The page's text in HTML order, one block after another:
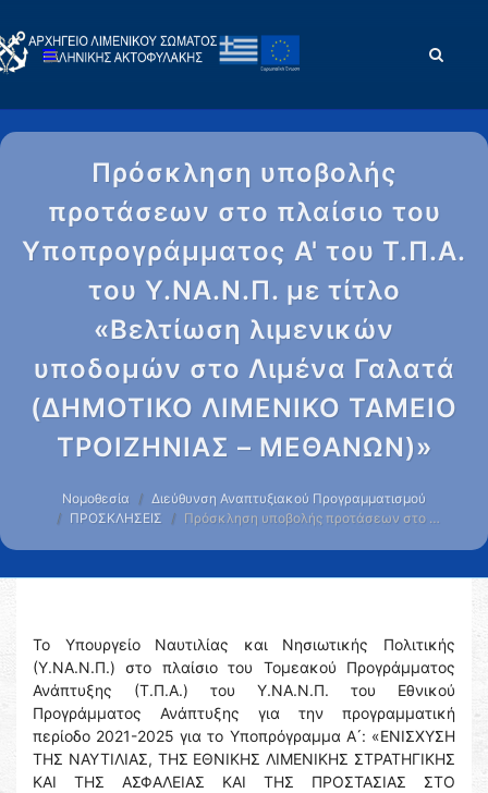
Πρόσκληση υποβολής
προτάσεων στο πλαίσιο του
Υποπρογράμματος Α' του Τ.Π.Α.
του Υ.ΝΑ.Ν.Π. με τίτλο
«Βελτίωση λιμενικών
υποδομών στο Λιμένα Γαλατά
(ΔΗΜΟΤΙΚΟ ΛΙΜΕΝΙΚΟ ΤΑΜΕΙΟ
ΤΡΟΙΖΗΝΙΑΣ – ΜΕΘΑΝΩΝ)»
Νομοθεσία
Διεύθυνση Αναπτυξιακού Προγραμματισμού
ΠΡΟΣΚΛΗΣΕΙΣ
Πρόσκληση υποβολής προτάσεων στο …
Το Υπουργείο Ναυτιλίας και Νησιωτικής Πολιτικής
(Υ.ΝΑ.Ν.Π.) στο πλαίσιο του Τομεακού Προγράμματος
Ανάπτυξης (Τ.Π.Α.) του Υ.ΝΑ.Ν.Π. του Εθνικού
Προγράμματος Ανάπτυξης για την προγραμματική
περίοδο 2021-2025 για το Υποπρόγραμμα Α ́: «ΕΝΙΣΧΥΣΗ
ΤΗΣ ΝΑΥΤΙΛΙΑΣ, ΤΗΣ ΕΘΝΙΚΗΣ ΛΙΜΕΝΙΚΗΣ ΣΤΡΑΤΗΓΙΚΗΣ
ΚΑΙ ΤΗΣ ΑΣΦΑΛΕΙΑΣ ΚΑΙ ΤΗΣ ΠΡΟΣΤΑΣΙΑΣ ΣΤΟ